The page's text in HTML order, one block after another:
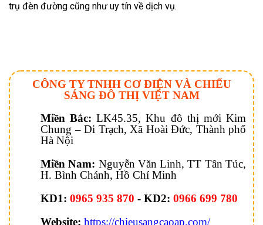
trụ đèn đường cũng như uy tín về dịch vụ.
CÔNG TY TNHH CƠ ĐIỆN VÀ CHIẾU
SÁNG ĐÔ THỊ VIỆT NAM
Miền Bắc: LK45.35, Khu đô thị mới Kim
Chung – Di Trạch, Xã Hoài Đức, Thành phố
Hà Nội
Miền Nam: Nguyễn Văn Linh, TT Tân Túc,
H. Bình Chánh, Hồ Chí Minh
KD1: 0965 935 870 - KD2: 0966 699 780
Website: https://chieusangcaoap.com/